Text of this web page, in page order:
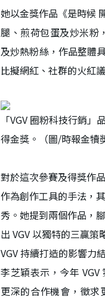
她以金獎作品《是時候
腿、煎荷包蛋及炒米粉
及炒熱粉絲，作品整體
比擬網紅、社群的火紅
「VGV 圈粉科技行銷
得金獎。（圖/時報金犢
對於這次參賽及得獎作
作為創作工具的手法，
秀。她提到兩個作品，
出 VGV 以獨特的三贏
VGV 持續打造的影響力
李芝穎表示，今年
更深的合作機會，徵